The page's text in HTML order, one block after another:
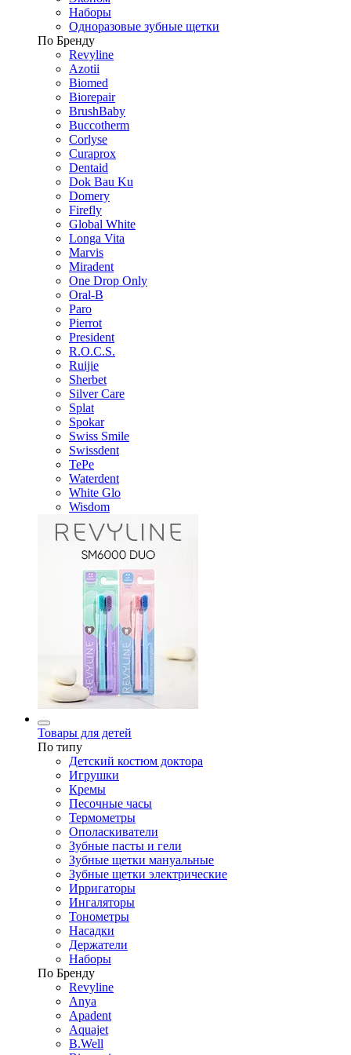
Наборы
Одноразовые зубные щетки
По Бренду
Revyline
Azotii
Biomed
Biorepair
BrushBaby
Buccotherm
Corlyse
Curaprox
Dentaid
Dok Bau Ku
Domery
Firefly
Global White
Longa Vita
Marvis
Miradent
One Drop Only
Oral-B
Paro
Pierrot
President
R.O.C.S.
Ruijie
Sherbet
Silver Care
Splat
Spokar
Swiss Smile
Swissdent
TePe
Waterdent
White Glo
Wisdom
Товары для детей
По типу
Детский костюм доктора
Игрушки
Кремы
Песочные часы
Термометры
Ополаскиватели
Зубные пасты и гели
Зубные щетки мануальные
Зубные щетки электрические
Ирригаторы
Ингаляторы
Тонометры
Насадки
Держатели
Наборы
По Бренду
Revyline
Anya
Apadent
Aquajet
B.Well